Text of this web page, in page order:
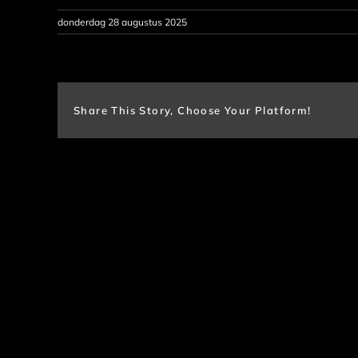
donderdag 28 augustus 2025
Share This Story, Choose Your Platform!